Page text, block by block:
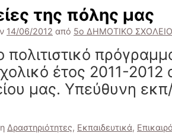
της πόλης μας
14/06/2012 από 5ο ΔΗΜΟΤΙΚΟ
πολιτιστικό
έτος 2011-2012
μας. Υπεύθυνη
Δραστηριότητες, Εκπαιδευτικά,